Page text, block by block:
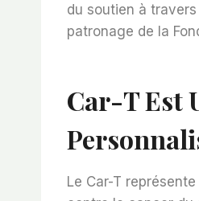
du soutien à
patronage de la
Car-T Est
Le Car-T